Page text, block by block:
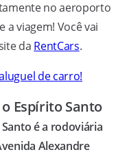
no aeroporto
a viagem! Você vai
da RentCars.
de carro!
Espírito Santo
é a rodoviária
Alexandre